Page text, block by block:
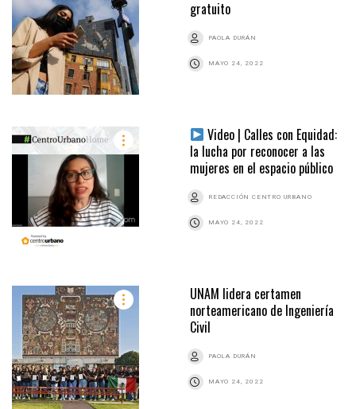
gratuito
PAOLA DURÁN
MAYO 24, 2022
Video | Calles con Equidad:
la lucha por reconocer a las
mujeres en el espacio público
REDACCIÓN CENTRO URBANO
MAYO 24, 2022
UNAM lidera certamen
norteamericano de Ingeniería
Civil
PAOLA DURÁN
MAYO 24, 2022